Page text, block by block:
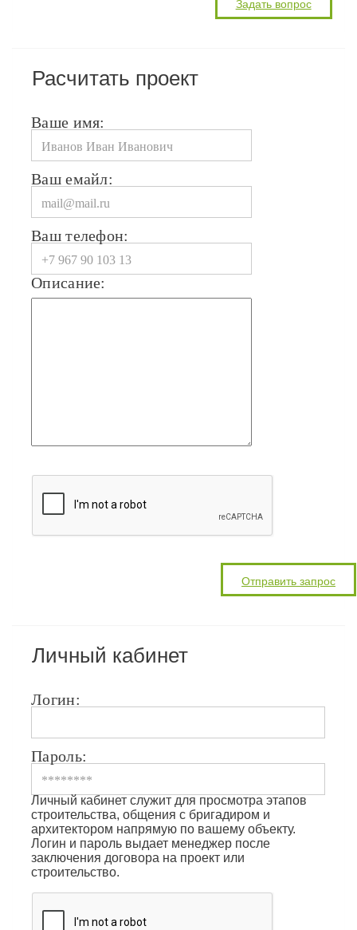
Расчитать проект
Ваше имя:
Ваш емайл:
Ваш телефон:
Описание:
Личный кабинет
Логин:
Пароль:
Личный кабинет служит для просмотра этапов
строительства, общения с бригадиром и
архитектором напрямую по вашему объекту.
Логин и пароль выдает менеджер после
заключения договора на проект или
строительство.